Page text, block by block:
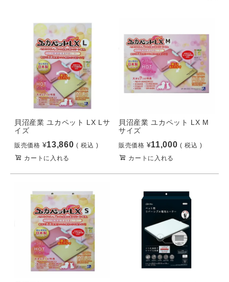
貝沼産業 ユカペット LX Lサ
イズ
販売価格 ¥13,860
税込
カートに入れる
貝沼産業 ユカペット LX M
サイズ
販売価格 ¥11,000
税込
カートに入れる